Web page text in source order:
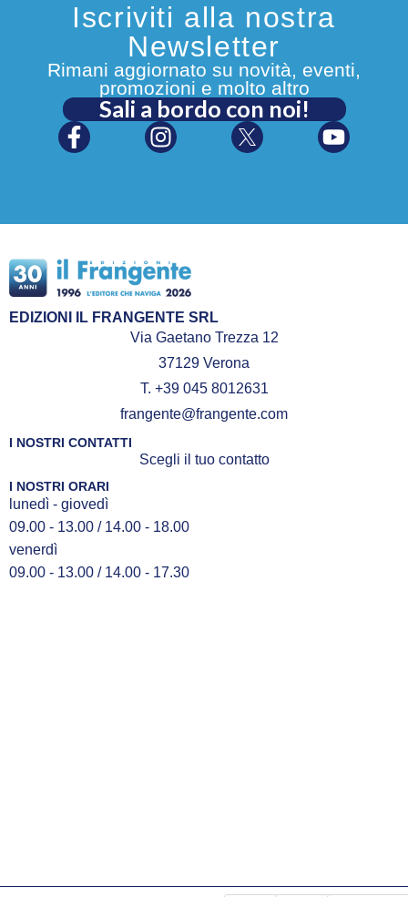
Iscriviti alla nostra
Newsletter
Rimani aggiornato su novità, eventi,
promozioni e molto altro
Sali a bordo con noi!
EDIZIONI IL FRANGENTE SRL
Via Gaetano Trezza 12
37129 Verona
T. +39 045 8012631
frangente@frangente.com
I NOSTRI CONTATTI
Scegli il tuo contatto
I NOSTRI ORARI
lunedì - giovedì
09.00 - 13.00 / 14.00 - 18.00
venerdì
09.00 - 13.00 / 14.00 - 17.30